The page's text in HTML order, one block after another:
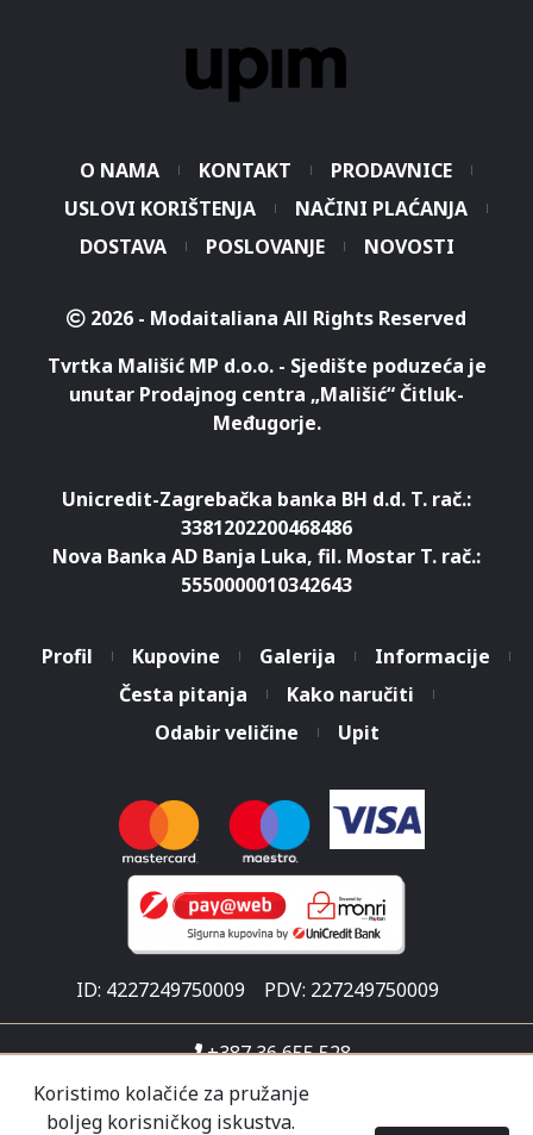
Koristimo kolačiće za pružanje
boljeg korisničkog iskustva.
O NAMA KONTAKT
PRODAVNICE
USLOVI KORIŠTENJA
NAČINI PLAĆANJA
DOSTAVA
POSLOVANJE NOVOSTI
2026 - Modaitaliana All Rights Reserved
Tvrtka Mališić MP d.o.o. - Sjedište poduzeća je
unutar Prodajnog centra „Mališić“ Čitluk-
Međugorje.
Unicredit-Zagrebačka banka BH d.d. T. rač.:
3381202200468486
Nova Banka AD Banja Luka, fil. Mostar T. rač.:
5550000010342643
Profil Kupovine Galerija
Informacije
Česta pitanja
Kako naručiti
Odabir veličine
Upit
ID: 4227249750009 PDV: 227249750009
+387 36 655 528
info@malisicshop.ba
Put za Ljubuški 1